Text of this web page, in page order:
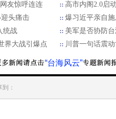
友惊呼连连
高市内阁2.0启
头痛击
爆习近平亲自
统战
美军是否协防
界大战引爆点
川普一句话震
“台海风云”
到：